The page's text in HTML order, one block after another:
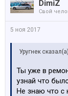
DimiZ
Свой
5 ноя 2017
Уругнек
Ты уже в
узнай что
Не знаю что с